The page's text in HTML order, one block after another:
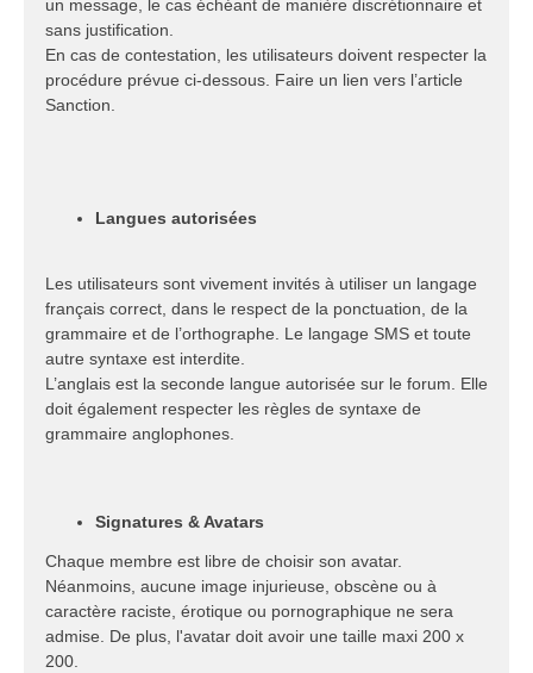
un message, le cas échéant de manière discrétionnaire et
sans justification.
En cas de contestation, les utilisateurs doivent respecter la
procédure prévue ci-dessous. Faire un lien vers l’article
Sanction.
Langues autorisées
Les utilisateurs sont vivement invités à utiliser un langage
français correct, dans le respect de la ponctuation, de la
grammaire et de l’orthographe. Le langage SMS et toute
autre syntaxe est interdite.
L’anglais est la seconde langue autorisée sur le forum. Elle
doit également respecter les règles de syntaxe de
grammaire anglophones.
Signatures & Avatars
Chaque membre est libre de choisir son avatar.
Néanmoins, aucune image injurieuse, obscène ou à
caractère raciste, érotique ou pornographique ne sera
admise. De plus, l'avatar doit avoir une taille maxi 200 x
200.